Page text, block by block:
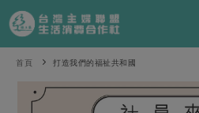
產品分類
當季蔬果
食譜料理
首頁 打造我們的福祉共和國